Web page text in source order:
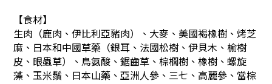
【食材】
生肉（鹿肉、伊比利亞豬肉）、大麥、美國褐橡樹、烤芝
麻、日本和中國草藥（銀耳、法國松樹、伊貝木、榆樹
皮、眼蟲草）、鳥氨酸、鋸齒草、棕櫚樹、橡樹、螺旋
藻、玉米鬚、日本山藥、亞洲人參、三七、高麗參、當棕